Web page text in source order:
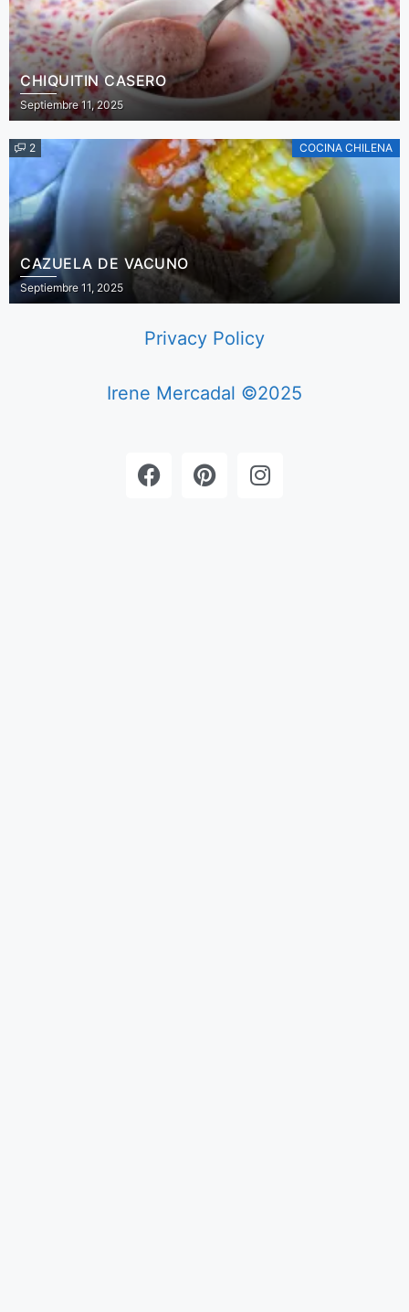
CHIQUITIN CASERO
Septiembre 11, 2025
2 COCINA CHILENA
CAZUELA DE VACUNO
Septiembre 11, 2025
Privacy Policy
Irene Mercadal ©2025